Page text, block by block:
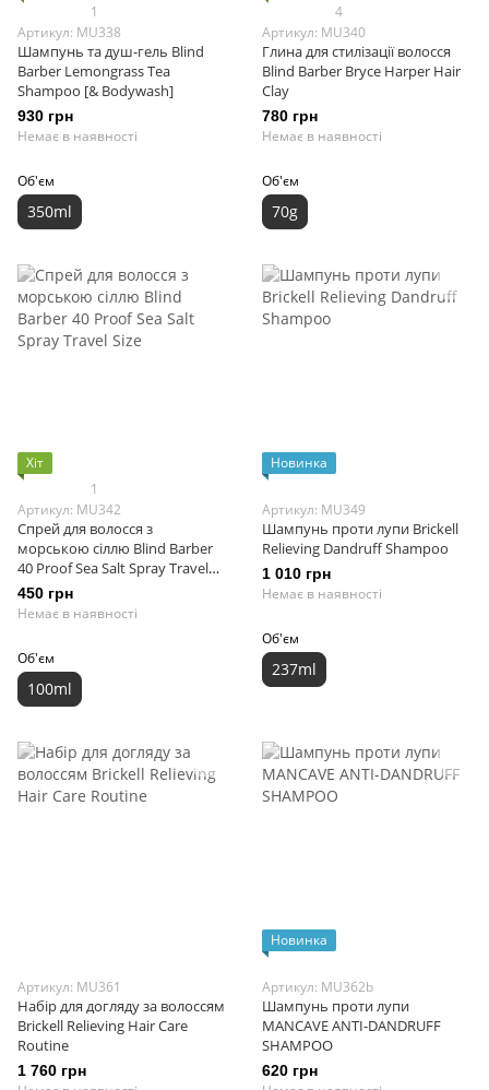
1
Артикул: MU338
Шампунь та душ-гель Blind
Barber Lemongrass Tea
Shampoo [& Bodywash]
930 грн
Немає в наявності
Об'єм
350ml
4
Артикул: MU340
Глина для стилізації волосся
Blind Barber Bryce Harper Hair
Clay
780 грн
Немає в наявності
Об'єм
70g
Хіт
1
Артикул: MU342
Спрей для волосся з
морською сіллю Blind Barber
40 Proof Sea Salt Spray Travel
Size
450 грн
Немає в наявності
Об'єм
100ml
Новинка
Артикул: MU349
Шампунь проти лупи Brickell
Relieving Dandruff Shampoo
1 010 грн
Немає в наявності
Об'єм
237ml
Артикул: MU361
Набір для догляду за волоссям
Brickell Relieving Hair Care
Routine
1 760 грн
Новинка
Артикул: MU362b
Шампунь проти лупи
MANCAVE ANTI-DANDRUFF
SHAMPOO
620 грн